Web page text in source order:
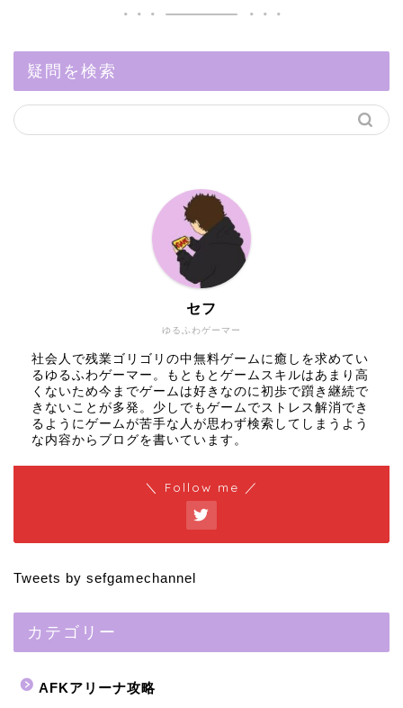
疑問を検索
ゆるふわゲーマー
セフ
社会人で残業ゴリゴリの中無料ゲームに癒しを求めてい
るゆるふわゲーマー。もともとゲームスキルはあまり高
くないため今までゲームは好きなのに初歩で躓き継続で
きないことが多発。少しでもゲームでストレス解消でき
るようにゲームが苦手な人が思わず検索してしまうよう
な内容からブログを書いています。
＼ Follow me ／
Tweets by sefgamechannel
カテゴリー
AFKアリーナ攻略